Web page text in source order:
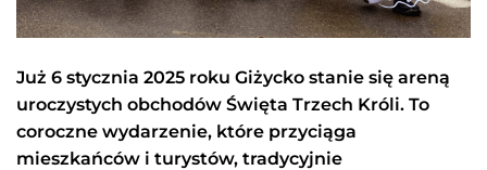
Już 6 stycznia 2025 roku Giżycko stanie się areną
uroczystych obchodów Święta Trzech Króli. To
coroczne wydarzenie, które przyciąga
mieszkańców i turystów, tradycyjnie